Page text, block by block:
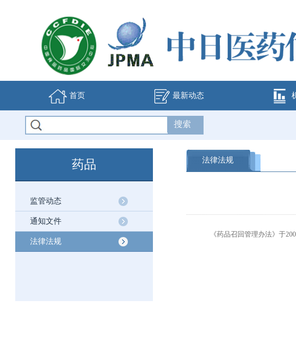
首页 最新动态
药品
监管动态
通知文件
法律法规
法律法规
《药品召回管理办法》于2007
局长
二○○七
药品召回